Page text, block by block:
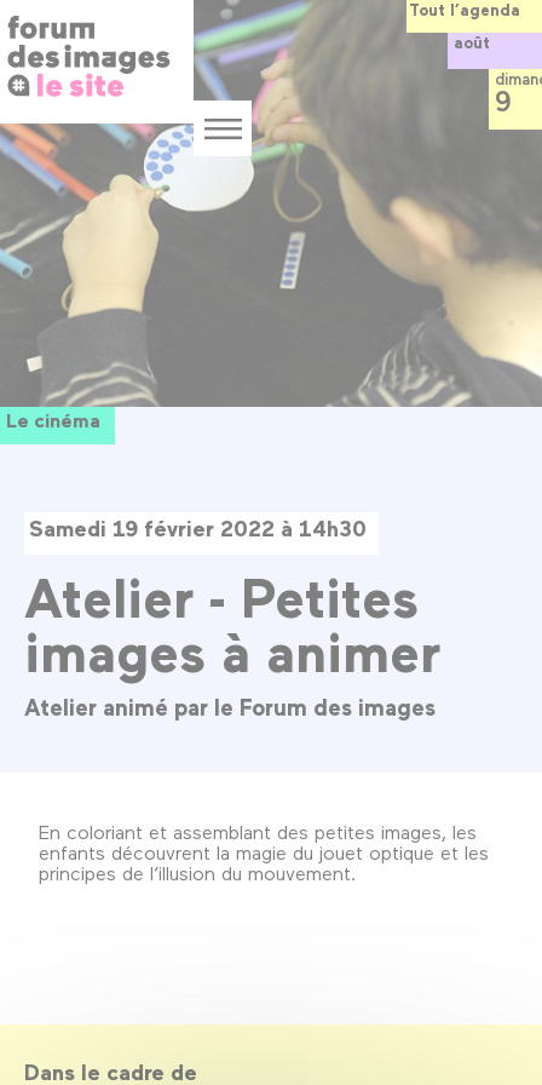
Panneau de gestion des cookies
au
contenu
principal
Menu
Le cinéma
Samedi 19 février 2022 à 14h30
Atelier - Petites
images à animer
Atelier animé par le Forum des images
En coloriant et assemblant des petites images, les
enfants découvrent la magie du jouet optique et les
principes de l’illusion du mouvement.
Dans le cadre de
Tout l’agenda
août
9